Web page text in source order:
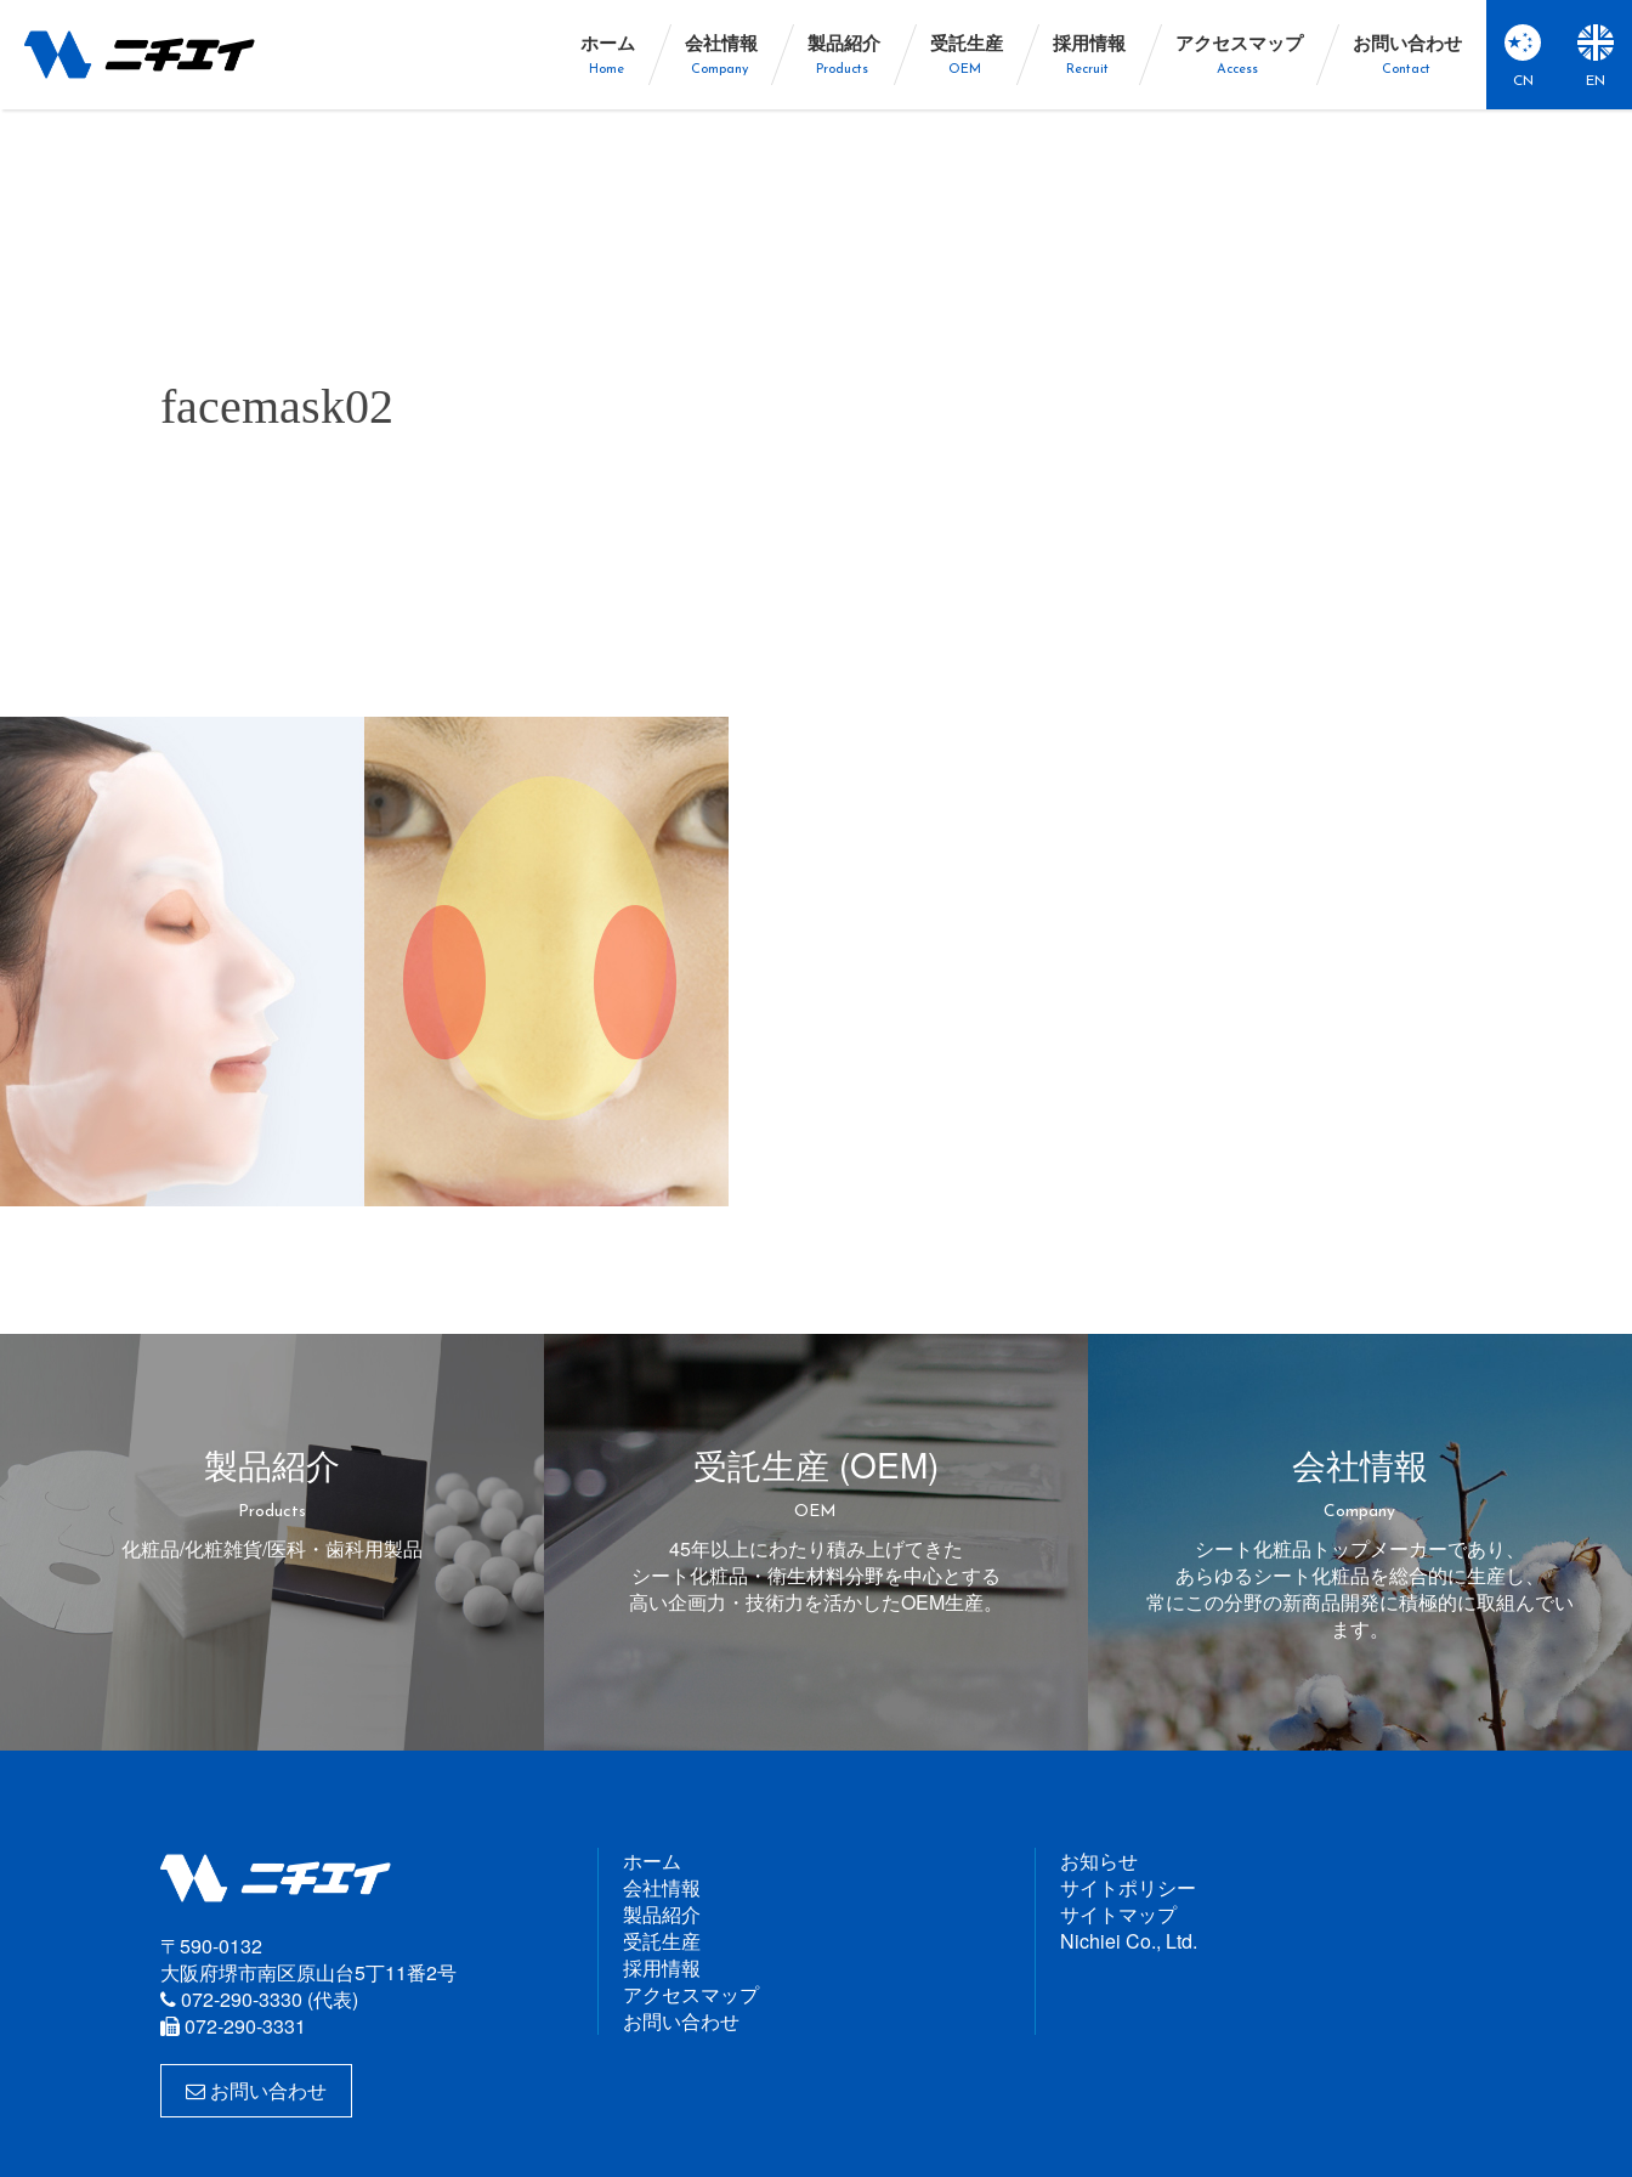
EN
CN
ホーム
Home
会社情報
Company
製品紹介
Products
受託生産
OEM
採用情報
Recruit
アクセスマップ
Access
お問い合わせ
Contact
facemask02
製品紹介
Products
化粧品/化粧雑貨/医科・歯科用製品
受託生産 (OEM)
OEM
45年以上にわたり積み上げてきた
シート化粧品・衛生材料分野を中心とする
高い企画力・技術力を活かしたOEM生産。
会社情報
Company
シート化粧品トップメーカーであり、
あらゆるシート化粧品を総合的に生産し、
常にこの分野の新商品開発に積極的に取組んでい
ます。
〒590-0132
大阪府堺市南区原山台5丁11番2号
072-290-3330 (代表)
072-290-3331
お問い合わせ
ホーム
会社情報
製品紹介
受託生産
採用情報
アクセスマップ
お問い合わせ
お知らせ
サイトポリシー
サイトマップ
Nichiei Co., Ltd.